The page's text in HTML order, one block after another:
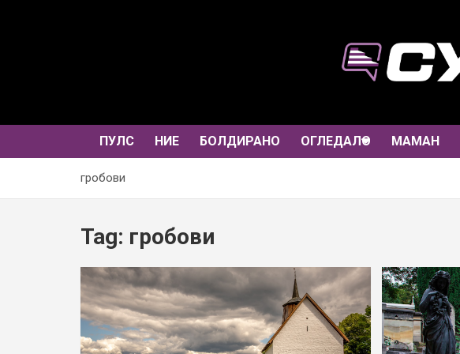
ПУЛС НИЕ БОЛДИРАНО ОГЛЕДАЛО МАМАН
гробови
Tag: гробови